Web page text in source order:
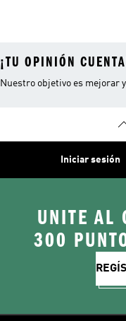
¡TU OPINIÓN
Nuestro objetivo es mejorar
Iniciar sesión
UNITE AL
300